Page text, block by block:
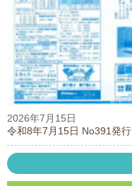
2026年7月15日
令和8年7月15日 No391発行